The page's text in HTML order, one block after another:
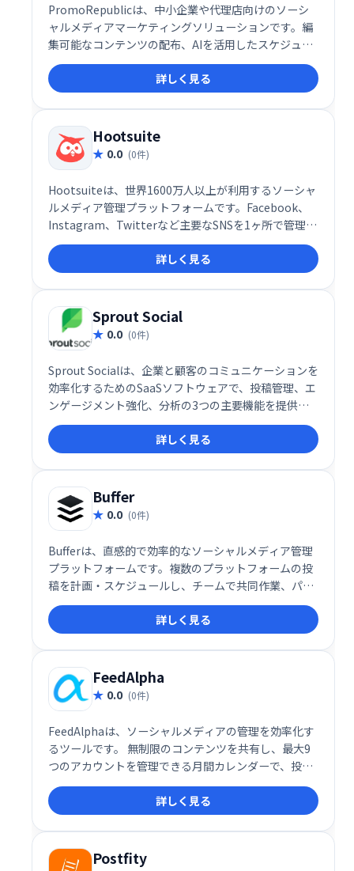
PromoRepublicは、中小企業や代理店向けのソーシ
ャルメディアマーケティングソリューションです。編
集可能なコンテンツの配布、AIを活用したスケジュー
リング、複数クライアント/拠点の管理、ローカル広告
の実行など、効率的なコンテンツ配信ワークフローを
提供します。結果を把握しながら、効果的なソーシャ
ルメディア戦略を実現できます。
詳しく見る
Hootsuite
0.0 (0件)
Hootsuiteは、世界1600万人以上が利用するソーシャ
ルメディア管理プラットフォームです。Facebook、
Instagram、Twitterなど主要なSNSを1ヶ所で管理・
運用でき、チームでの連携もスムーズです。安全な環
境でソーシャルメディア戦略を実行し、顧客エンゲー
ジメントを高め、収益向上に貢献します。多様なデバ
イスや部門に対応し、効率的なソーシャルメディアマ
ーケティングを実現します。
詳しく見る
Sprout Social
0.0 (0件)
Sprout Socialは、企業と顧客のコミュニケーションを
効率化するためのSaaSソフトウェアで、投稿管理、エ
ンゲージメント強化、分析の3つの主要機能を提供し
ます。ソーシャルメディア戦略を効果的に推進し、顧
客やファンとの関係構築を強化することで、ビジネス
の成長をサポートします。
詳しく見る
Buffer
0.0 (0件)
Bufferは、直感的で効率的なソーシャルメディア管理
プラットフォームです。複数のプラットフォームの投
稿を計画・スケジュールし、チームで共同作業、パフ
ォーマンス分析も可能です。直感的な操作性と、
Instagramの直接スケジューリングなど便利な機能
で、ソーシャルメディアでのエンゲージメント向上を
支援します。iOS/Androidアプリにも対応。
詳しく見る
FeedAlpha
0.0 (0件)
FeedAlphaは、ソーシャルメディアの管理を効率化す
るツールです。 無制限のコンテンツを共有し、最大9
つのアカウントを管理できる月間カレンダーで、投稿
の計画とスケジュールが可能です。 すべての投稿をま
とめて管理し、効率的なソーシャルメディア運用を実
現します。現在、無料プランを提供中です。 ぜひ
FeedAlphaで、あなたのソーシャルメディア戦略を強
化しましょう！
詳しく見る
Postfity